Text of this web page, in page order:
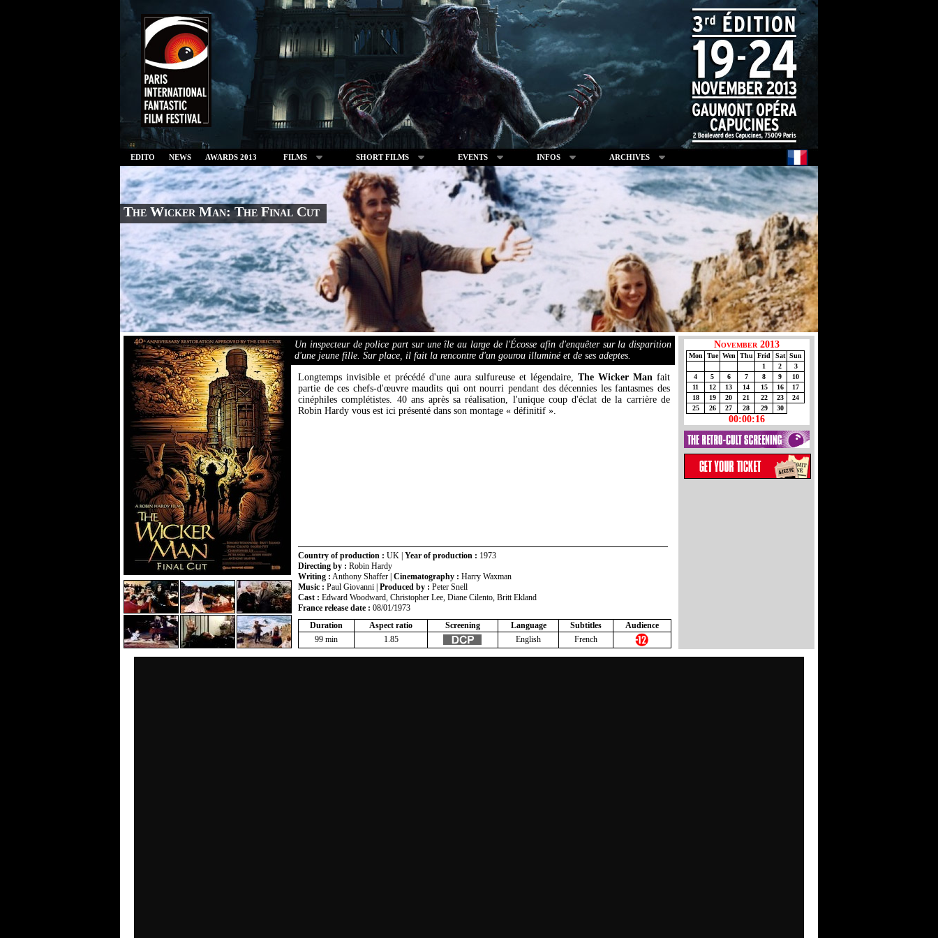
EDITO NEWS AWARDS 2013 FILMS SHORT FILMS EVENTS INFOS ARCHIVES
The Wicker Man: The Final Cut
Un inspecteur de police part sur une île au large de l'Écosse afin d'enquêter sur la disparition
d'une jeune fille. Sur place, il fait la rencontre d'un gourou illuminé et de ses adeptes.
Longtemps invisible et précédé d'une aura sulfureuse et légendaire, The Wicker Man fait
partie de ces chefs-d'œuvre maudits qui ont nourri pendant des décennies les fantasmes des
cinéphiles complétistes. 40 ans après sa réalisation, l'unique coup d'éclat de la carrière de
Robin Hardy vous est ici présenté dans son montage « définitif ».
Country of production : UK | Year of production : 1973
Directing by : Robin Hardy
Writing : Anthony Shaffer | Cinematography : Harry Waxman
Music : Paul Giovanni | Produced by : Peter Snell
Cast : Edward Woodward, Christopher Lee, Diane Cilento, Britt Ekland
France release date : 08/01/1973
Duration
Aspect ratio Screening Language Subtitles
Audience
99 min
1.85 English French
November 2013
Mon Tue Wen Thu Frid Sat Sun
1
2
3
4
5 6 7 8 9
10
11
12 13 14 15 16
17
18
19 20 21 22 23
24
25
26 27 28 29 30
00:00:16